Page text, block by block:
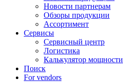
Новости партнерам
Обзоры продукции
Ассортимент
Сервисы
Сервисный центр
Логистика
Калькулятор мощности
Поиск
For vendors